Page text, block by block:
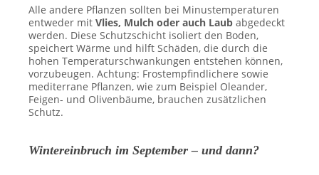
Alle andere Pflanzen sollten bei Minustemperaturen
entweder mit Vlies, Mulch oder auch Laub abgedeckt
werden. Diese Schutzschicht isoliert den Boden,
speichert Wärme und hilft Schäden, die durch die
hohen Temperaturschwankungen entstehen können,
vorzubeugen. Achtung: Frostempfindlichere sowie
mediterrane Pflanzen, wie zum Beispiel Oleander,
Feigen- und Olivenbäume, brauchen zusätzlichen
Schutz.
Wintereinbruch im September – und dann?